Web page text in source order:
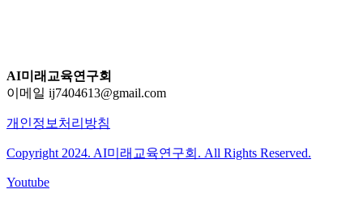
AI미래교육연구회
이메일 ij7404613@gmail.com
개인정보처리방침
Copyright 2024. AI미래교육연구회. All Rights Reserved.
Youtube